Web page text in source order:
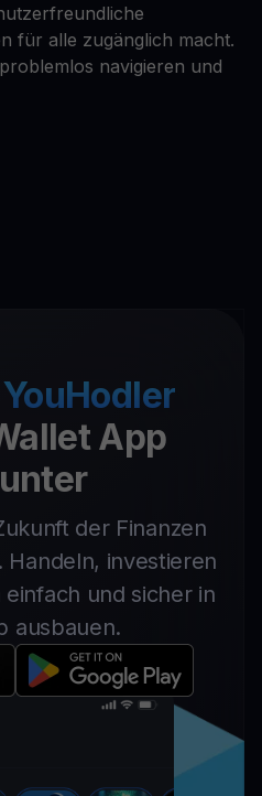
für alle zugänglich macht.
navigieren und
YouHodler
App
der Finanzen
Handeln, investieren
und sicher in
ausbauen.